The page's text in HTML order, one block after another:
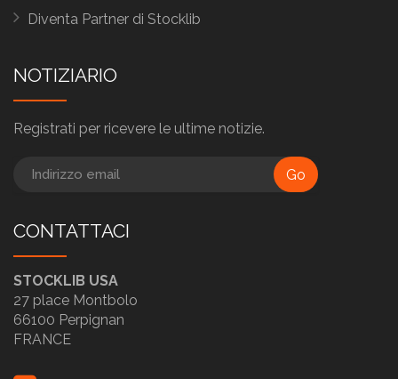
Diventa Partner di Stocklib
NOTIZIARIO
Registrati per ricevere le ultime notizie.
Go
CONTATTACI
STOCKLIB USA
27 place Montbolo
66100 Perpignan
FRANCE